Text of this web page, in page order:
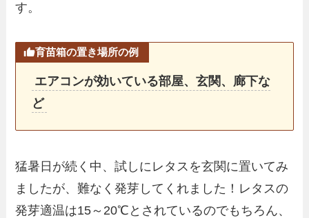
す。
育苗箱の置き場所の例
エアコンが効いている部屋、玄関、廊下な
ど
猛暑日が続く中、試しにレタスを玄関に置いてみ
ましたが、難なく発芽してくれました！レタスの
発芽適温は15～20℃とされているのでもちろん、